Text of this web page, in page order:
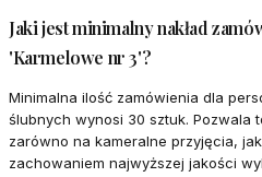
Jaki jest minimalny nakład
'Karmelowe nr 3'?
Minimalna ilość zamówienia dla
ślubnych wynosi 30 sztuk. Pozwala
zarówno na kameralne przyjęcia,
zachowaniem najwyższej jakości